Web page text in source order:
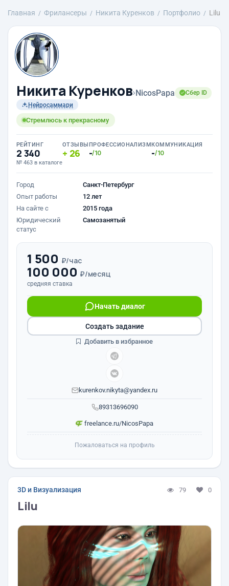
Главная Фрилансеры Никита Куренков Портфолио Lilu
Никита Куренков›NicosPapa
Сбер ID
Нейросаммари
Стремлюсь к прекрасному
РЕЙТИНГ
2 340
№ 463 в каталоге
ОТЗЫВЫ
26
ПРОФЕССИОНАЛИЗМ
-/10
КОММУНИКАЦИЯ
-/10
Город
Санкт-Петербург
Опыт работы
12 лет
На сайте с
2015 года
Юридический
статус
Самозанятый
1 500 ₽/час
100 000 ₽/месяц
средняя ставка
89313696090
Начать диалог
kurenkov.nikyta@yandex.ru
freelance.ru/NicosPapa
Создать задание
Добавить в избранное
Пожаловаться на профиль
3D и Визуализация 79 0
Lilu